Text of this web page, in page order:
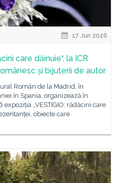
17 Jun 2026
care dăinuie“, la ICR
și bijuterii de autor
Român de la Madrid, în
în Spania, organizează în
„VESTIGIO: rădăcini care
obiecte care